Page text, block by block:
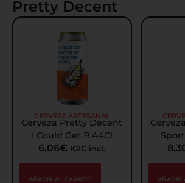
Pretty Decent
CERVEZA ARTESANAL
Cerveza Pretty Decent
I Could Get B.44Cl
6,06€ IGIC incl.
AÑADIR AL CARRITO AÑADIR